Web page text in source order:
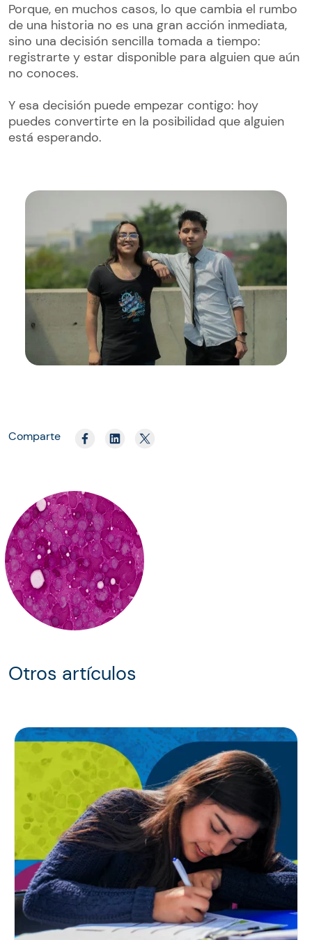
Porque, en muchos casos, lo que cambia el rumbo
de una historia no es una gran acción inmediata,
sino una decisión sencilla tomada a tiempo:
registrarte y estar disponible para alguien que aún
no conoces.
Y esa decisión puede empezar contigo: hoy
puedes convertirte en la posibilidad que alguien
está esperando.
Comparte
Otros artículos